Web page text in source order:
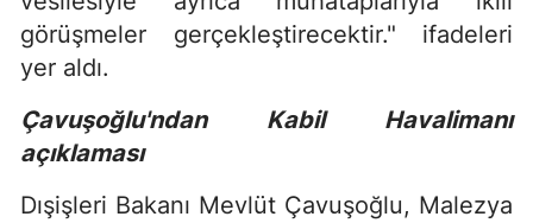
görüşmeler gerçekleştirecektir." ifadeleri
yer aldı.
Çavuşoğlu'ndan Kabil Havalimanı
açıklaması
Dışişleri Bakanı Mevlüt Çavuşoğlu, Malezya